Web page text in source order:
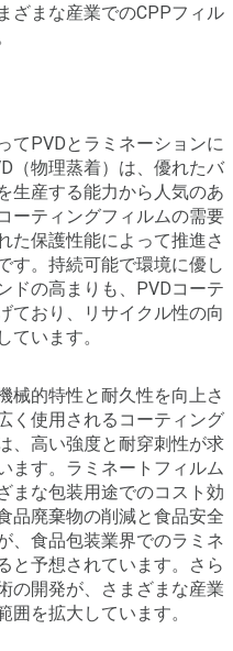
ざまな産業でのCPPフィル
てPVDとラミネーションに
（物理蒸着）は、優れたバ
生産する能力から人気のあ
ーティングフィルムの需要
た保護性能によって推進さ
す。持続可能で環境に優し
ドの高まりも、PVDコーテ
ており、リサイクル性の向
ています。
械的特性と耐久性を向上さ
く使用されるコーティング
、高い強度と耐穿刺性が求
ます。ラミネートフィルム
まな包装用途でのコスト効
品廃棄物の削減と食品安全
、食品包装業界でのラミネ
と予想されています。さら
の開発が、さまざまな産業
囲を拡大しています。